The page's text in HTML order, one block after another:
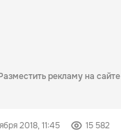
рекламу на сайте
2018, 11:45 15 582